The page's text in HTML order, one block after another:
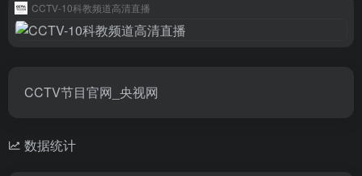
CCTV-10科教频道高清直播
CCTV节目官网_央视网
数据统计